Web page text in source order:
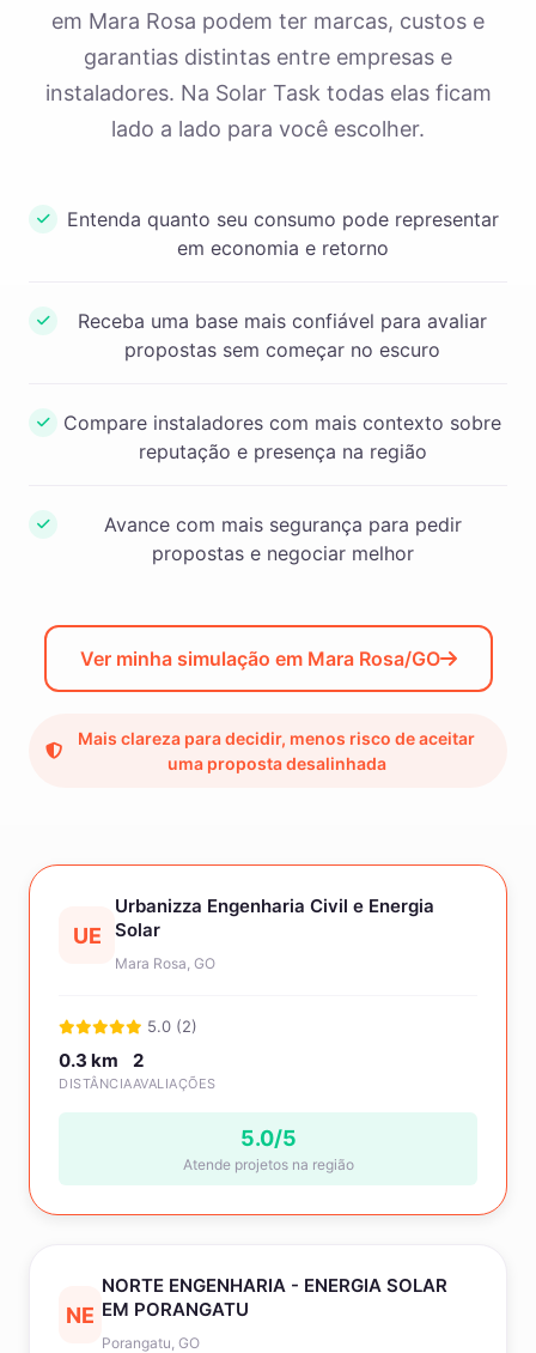
UE
Urbanizza Engenharia Civil e Energia
Solar
Mara Rosa, GO
5.0 (2)
0.3 km
DISTÂNCIA
2
AVALIAÇÕES
5.0/5
Atende projetos na região
NE
NORTE ENGENHARIA - ENERGIA SOLAR
EM PORANGATU
Porangatu, GO
em Mara Rosa podem ter marcas, custos e
garantias distintas entre empresas e
instaladores. Na Solar Task todas elas ficam
lado a lado para você escolher.
Entenda quanto seu consumo pode representar
em economia e retorno
Receba uma base mais confiável para avaliar
propostas sem começar no escuro
Compare instaladores com mais contexto sobre
reputação e presença na região
Avance com mais segurança para pedir
propostas e negociar melhor
Ver minha simulação em Mara Rosa/GO
Mais clareza para decidir, menos risco de aceitar
uma proposta desalinhada